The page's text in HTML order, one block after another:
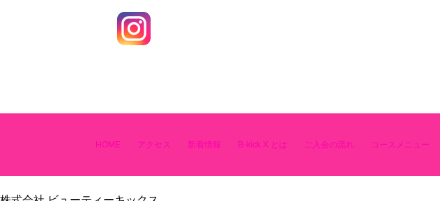
HOME アクセス 新着情報 B-kick X とは ご入会の流れ コースメニュー